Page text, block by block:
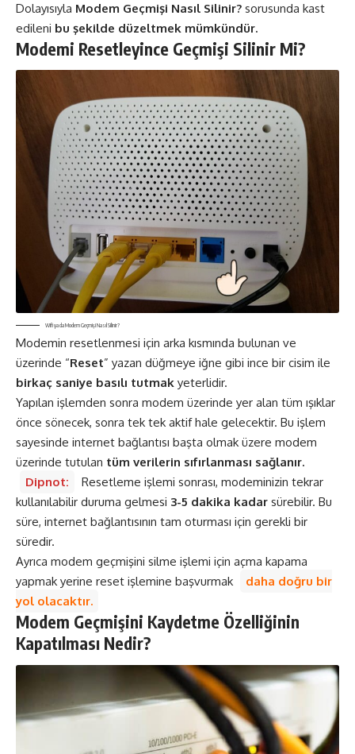
Dolayısıyla Modem Geçmişi Nasıl Silinir? sorusunda kast
edileni bu şekilde düzeltmek mümkündür.
Modemi Resetleyince Geçmişi Silinir Mi?
Wifi ya da Modem Geçmişi Nasıl Silinir?
Modemin resetlenmesi için arka kısmında bulunan ve
üzerinde “Reset” yazan düğmeye iğne gibi ince bir cisim ile
birkaç saniye basılı tutmak yeterlidir.
Yapılan işlemden sonra modem üzerinde yer alan tüm ışıklar
önce sönecek, sonra tek tek aktif hale gelecektir. Bu işlem
sayesinde internet bağlantısı başta olmak üzere modem
üzerinde tutulan tüm verilerin sıfırlanması sağlanır.
Dipnot:
Resetleme işlemi sonrası, modeminizin tekrar
kullanılabilir duruma gelmesi 3-5 dakika kadar sürebilir. Bu
süre, internet bağlantısının tam oturması için gerekli bir
süredir.
Ayrıca modem geçmişini silme işlemi için açma kapama
yapmak yerine reset işlemine başvurmak
daha doğru bir
yol olacaktır.
Modem Geçmişini Kaydetme Özelliğinin
Kapatılması Nedir?